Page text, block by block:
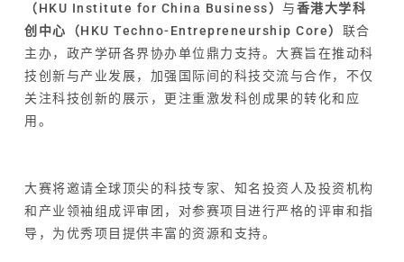
（HKU Institute for China Business） 与香港大学科
创中心（HKU Techno-Entrepreneurship Core） 联合
主办，政产学研各界协办单位鼎力支持。大赛旨在推动科
技创新与产业发展，加强国际间的科技交流与合作，不仅
关注科技创新的展示，更注重激发科创成果的转化和应
用。
大赛将邀请全球顶尖的科技专家、知名投资人及投资机构
和产业领袖组成评审团，对参赛项目进行严格的评审和指
导，为优秀项目提供丰富的资源和支持。